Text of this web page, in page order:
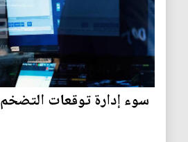
سوء إدارة توقعات التضخم